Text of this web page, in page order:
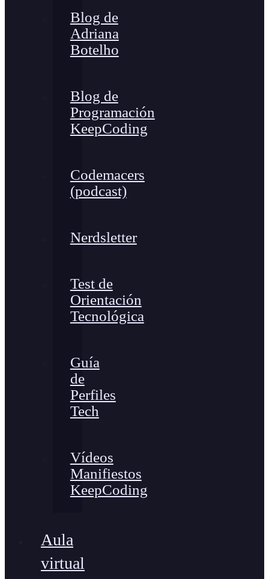
Blog de
Adriana
Botelho
Blog de
Programación
KeepCoding
Codemacers
(podcast)
Nerdsletter
Test de
Orientación
Tecnológica
Guía
de
Perfiles
Tech
Vídeos
Manifiestos
KeepCoding
Aula
virtual